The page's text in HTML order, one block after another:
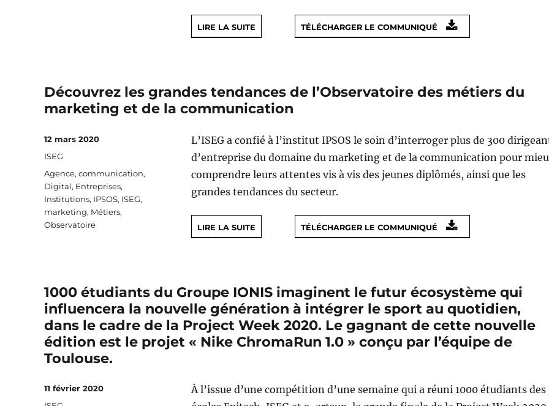
LIRE LA SUITE TÉLÉCHARGER LE COMMUNIQUÉ
Découvrez les grandes tendances de l’Observatoire des métiers du
marketing et de la communication
L’ISEG a confié à l’institut IPSOS le soin d’interroger plus de 300
d’entreprise du domaine du marketing et de la communication pour
comprendre leurs attentes vis à vis des jeunes diplômés, ainsi que les
grandes tendances du secteur.
LIRE LA SUITE TÉLÉCHARGER LE COMMUNIQUÉ
Publié
le
12 mars 2020
Catégories
ISEG
Étiquettes
Agence, communication,
Digital, Entreprises,
Institutions, IPSOS, ISEG,
marketing, Métiers,
Observatoire
1000 étudiants du Groupe IONIS imaginent le futur écosystème qui
influencera la nouvelle génération à intégrer le sport au quotidien,
dans le cadre de la Project Week 2020. Le gagnant de cette nouvelle
édition est le projet « Nike ChromaRun 1.0 » conçu par l’équipe de
Toulouse.
À l’issue d’une compétition d’une semaine qui a réuni 1000 étudiants des
Publié
le
11 février 2020